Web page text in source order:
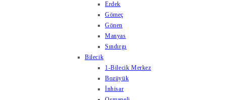
Erdek
Gömeç
Gönen
Manyas
Sındırgı
Bilecik
1-Bilecik Merkez
Bozüyük
İnhisar